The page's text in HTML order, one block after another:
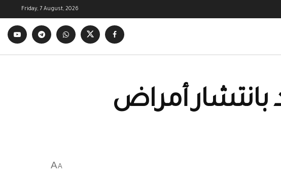
Friday, 7 August, 2026
أمراض
A
A